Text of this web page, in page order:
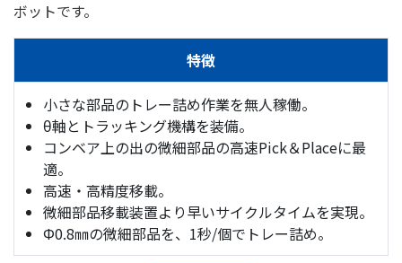
ボットです。
特徴
小さな部品のトレー詰め作業を無人稼働。
θ軸とトラッキング機構を装備。
コンベア上の出の微細部品の高速Pick＆Placeに最
適。
高速・高精度移載。
微細部品移載装置より早いサイクルタイムを実現。
Φ0.8㎜の微細部品を、1秒/個でトレー詰め。